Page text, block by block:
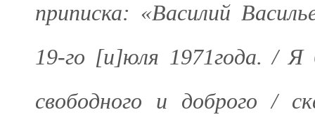
приписка: «Василий
19-го [и]юля 1971года. /
свободного и доброго /